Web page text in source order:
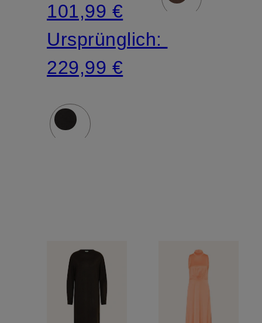
101,99 €
Ursprünglich:
229,99 €